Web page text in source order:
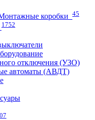
коробки
45
1752
отключения (УЗО)
автоматы (АВДТ)